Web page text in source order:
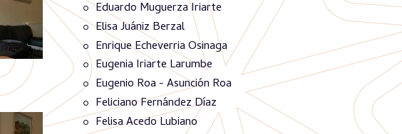
Eduardo Muguerza Iriarte
Elisa Juániz Berzal
Enrique Echeverria Osinaga
Eugenia Iriarte Larumbe
Eugenio Roa - Asunción Roa
Feliciano Fernández Díaz
Felisa Acedo Lubiano